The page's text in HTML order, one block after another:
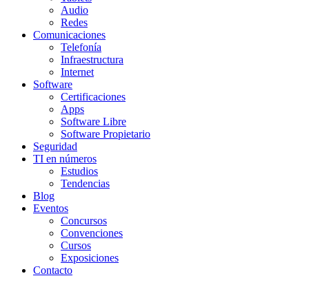
Audio
Redes
Comunicaciones
Telefonía
Infraestructura
Internet
Software
Certificaciones
Apps
Software Libre
Software Propietario
Seguridad
TI en números
Estudios
Tendencias
Blog
Eventos
Concursos
Convenciones
Cursos
Exposiciones
Contacto